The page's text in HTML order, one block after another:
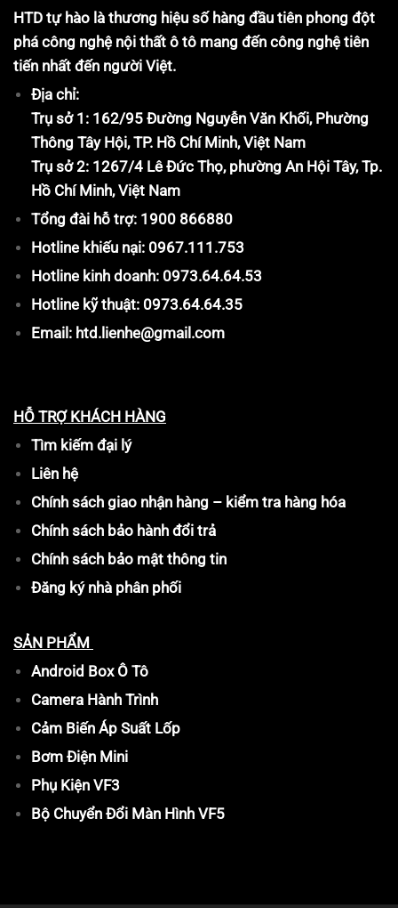
HTD tự hào là thương hiệu số hàng đầu tiên phong đột
phá công nghệ nội thất ô tô mang đến công nghệ tiên
tiến nhất đến người Việt.
Địa chỉ:
Trụ sở 1: 162/95 Đường Nguyễn Văn Khối, Phường
Thông Tây Hội, TP. Hồ Chí Minh, Việt Nam
Trụ sở 2: 1267/4 Lê Đức Thọ, phường An Hội Tây, Tp.
Hồ Chí Minh, Việt Nam
Tổng đài hỗ trợ: 1900 866880
Hotline khiếu nại: 0967.111.753
Hotline kinh doanh: 0973.64.64.53
Hotline kỹ thuật: 0973.64.64.35
Email: htd.lienhe@gmail.com
HỖ TRỢ KHÁCH HÀNG
Tìm kiếm đại lý
Liên hệ
Chính sách giao nhận hàng – kiểm tra hàng hóa
Chính sách bảo hành đổi trả
Chính sách bảo mật thông tin
Đăng ký nhà phân phối
SẢN PHẨM
Android Box Ô Tô
Camera Hành Trình
Cảm Biến Áp Suất Lốp
Bơm Điện Mini
Phụ Kiện VF3
Bộ Chuyển Đổi Màn Hình VF5